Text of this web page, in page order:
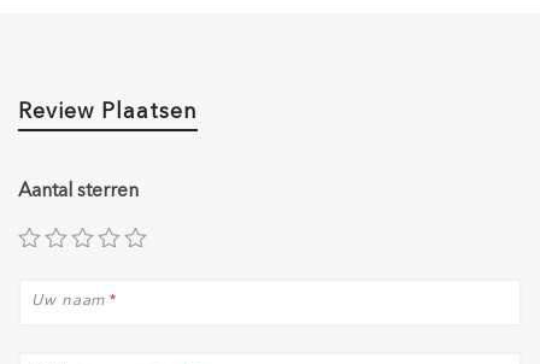
Review Plaatsen
Aantal sterren
*
Uw naam